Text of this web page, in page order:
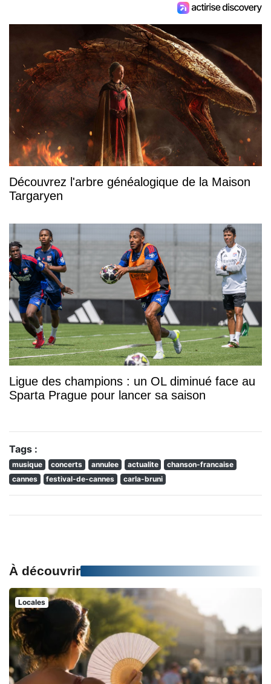
Découvrez l'arbre généalogique de la Maison
Targaryen
Ligue des champions : un OL diminué face au
Sparta Prague pour lancer sa saison
Tags :
musique concerts annulee actualite
chanson-francaise
cannes
festival-de-cannes carla-bruni
À découvrir
Locales